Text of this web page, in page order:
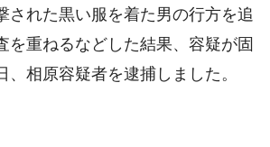
された黒い服を着た男の行方を追
を重ねるなどした結果、容疑が固
、相原容疑者を逮捕しました。